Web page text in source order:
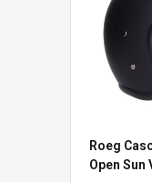
Roeg
Open Sun